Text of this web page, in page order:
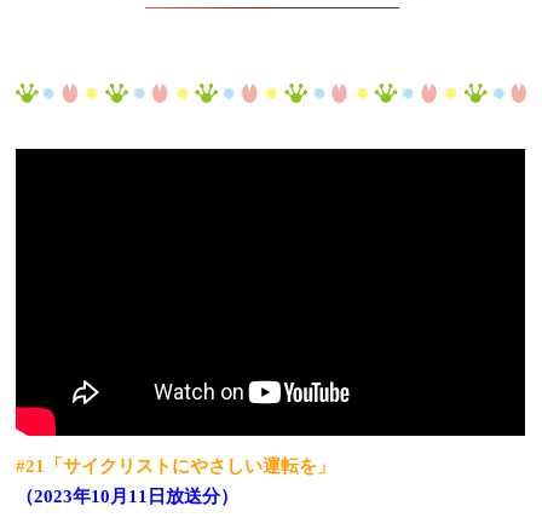
#21「サイクリストにやさしい運転を」
（2023年10月11日放送分）